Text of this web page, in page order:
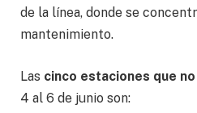
de la línea, donde se
mantenimiento.
Las cinco estaciones que
4 al 6 de junio son: